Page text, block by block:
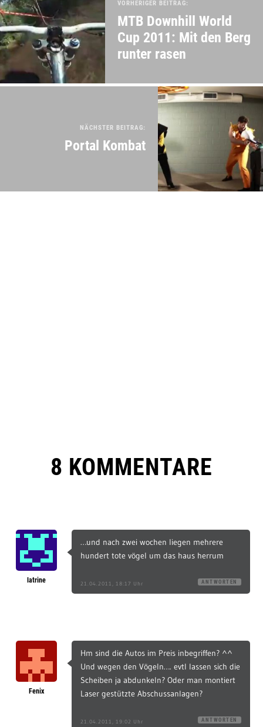
VORHERIGER BEITRAG:
MTB Downhill World
Cup 2011: Mit den Berg
runter rasen
NÄCHSTER BEITRAG:
Portal Kombat
8 KOMMENTARE
latrine
…und nach zwei wochen liegen mehrere
hundert tote vögel um das haus herrum
21.04.2011, 18:17 Uhr ANTWORTEN
Fenix
Hm sind die Autos im Preis inbegriffen? ^^
Und wegen den Vögeln…. evtl lassen sich die
Scheiben ja abdunkeln? Oder man montiert
Laser gestützte Abschussanlagen?
21.04.2011, 19:02 Uhr ANTWORTEN